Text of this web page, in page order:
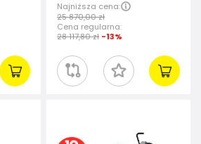
Najniższa cena:
25 870,00 zł
Cena regularna:
28 117,80 zł -13%